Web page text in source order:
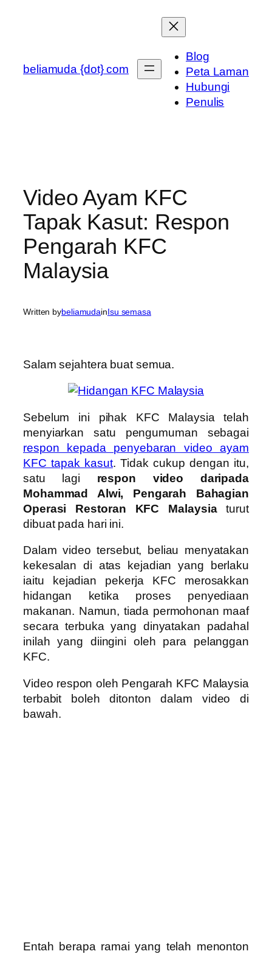
beliamuda {dot} com
Blog
Peta Laman
Hubungi
Penulis
Video Ayam KFC
Tapak Kasut: Respon
Pengarah KFC
Malaysia
Written bybeliamudainIsu semasa
Salam sejahtera buat semua.
Sebelum ini pihak KFC Malaysia telah
menyiarkan satu pengumuman sebagai
respon kepada penyebaran video ayam
KFC tapak kasut. Tidak cukup dengan itu,
satu lagi respon video daripada
Mohammad Alwi, Pengarah Bahagian
Operasi Restoran KFC Malaysiaturut
dibuat pada hari ini.
Dalam video tersebut, beliau menyatakan
kekesalan di atas kejadian yang berlaku
iaitu kejadian pekerja KFC merosakkan
hidangan ketika proses penyediaan
makanan. Namun, tiada permohonan maaf
secara terbuka yang dinyatakan padahal
inilah yang diingini oleh para pelanggan
KFC.
Video respon oleh Pengarah KFC Malaysia
terbabit boleh ditonton dalam video di
bawah.
Entah berapa ramai yang telah menonton